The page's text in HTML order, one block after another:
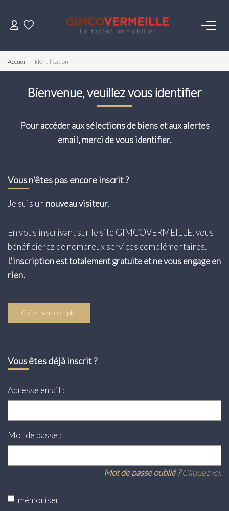
ACHETER
ESTIMER
NOS SERVICES
Transaction
Location
ACCÈS CLIENTS
Accueil Identification
Bienvenue, veuillez vous identifier
Pour accéder aux sélections de biens et aux alertes
email, merci de vous identifier.
Vous n'êtes pas encore inscrit ?
Je suis un nouveau visiteur.
En vous inscrivant sur le site GIMCOVERMEILLE, vous
bénéficierez de nombreux services complémentaires.
L'inscription est totalement gratuite et ne vous engage en
rien.
Créer son compte
Vous êtes déjà inscrit ?
Adresse email :
Mot de passe :
Mot de passe oublié ?Cliquez ici.
mémoriser